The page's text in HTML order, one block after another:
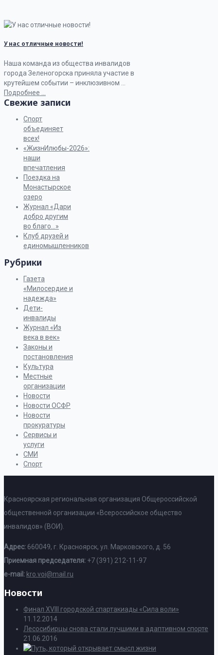
У нас отличные новости!
Наша команда из общества инвалидов
города Зеленогорска приняла участие в
крутейшем событии – инклюзивном ...
Подробнее ...
Свежие записи
Спорт
объединяет
всех!
«ЖизнИлюбы-2026»:
наши
впечатления
Поездка на
Монастырское
озеро
Журнал «Дари
добро другим
во благо…»
Клуб друзей и
единомышленников
Рубрики
Газета
«Милосердие и
надежда»
Дети-
инвалиды
Журнал «Из
века в век»
Законы и
постановления
Культура
Местные
организации
Новости
Новости ОСФР
Новости
прокуратуры
Сервисы и
услуги
СМИ
Спорт
Красноярская региональная организация Общероссийской
общественной организации «Всероссийское общество
инвалидов» (ВОИ).
Адрес: 660049, г. Красноярск, ул. Марковского, д. 56
Приемная председателя: +7 (391) 212-11-97
e-mail: kro.voi@mail.ru
Новости
Финал XVIII городской спартакиады «Сила воли»
11.12.2014
Лесосибирцы снова стали лучшими в адаптивном спорте
21.06.2016